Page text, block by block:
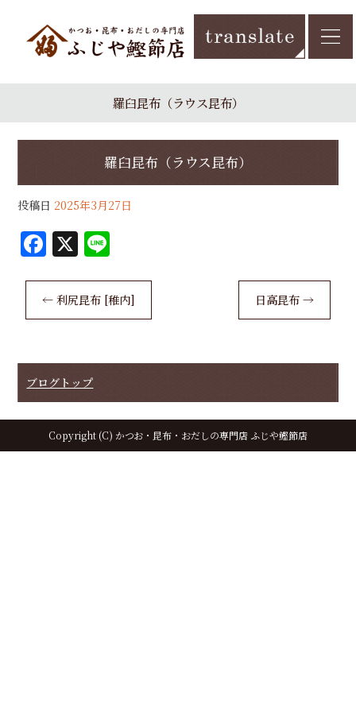
羅臼昆布（ラウス昆布）
羅臼昆布（ラウス昆布）
投稿日 2025年3月27日
F
a
c
e
o
o
k
X
e
← 利尻昆布 [稚内] 日高昆布 →
ブログトップ
Copyright (C) かつお・昆布・おだしの専門店 ふじや鰹節店